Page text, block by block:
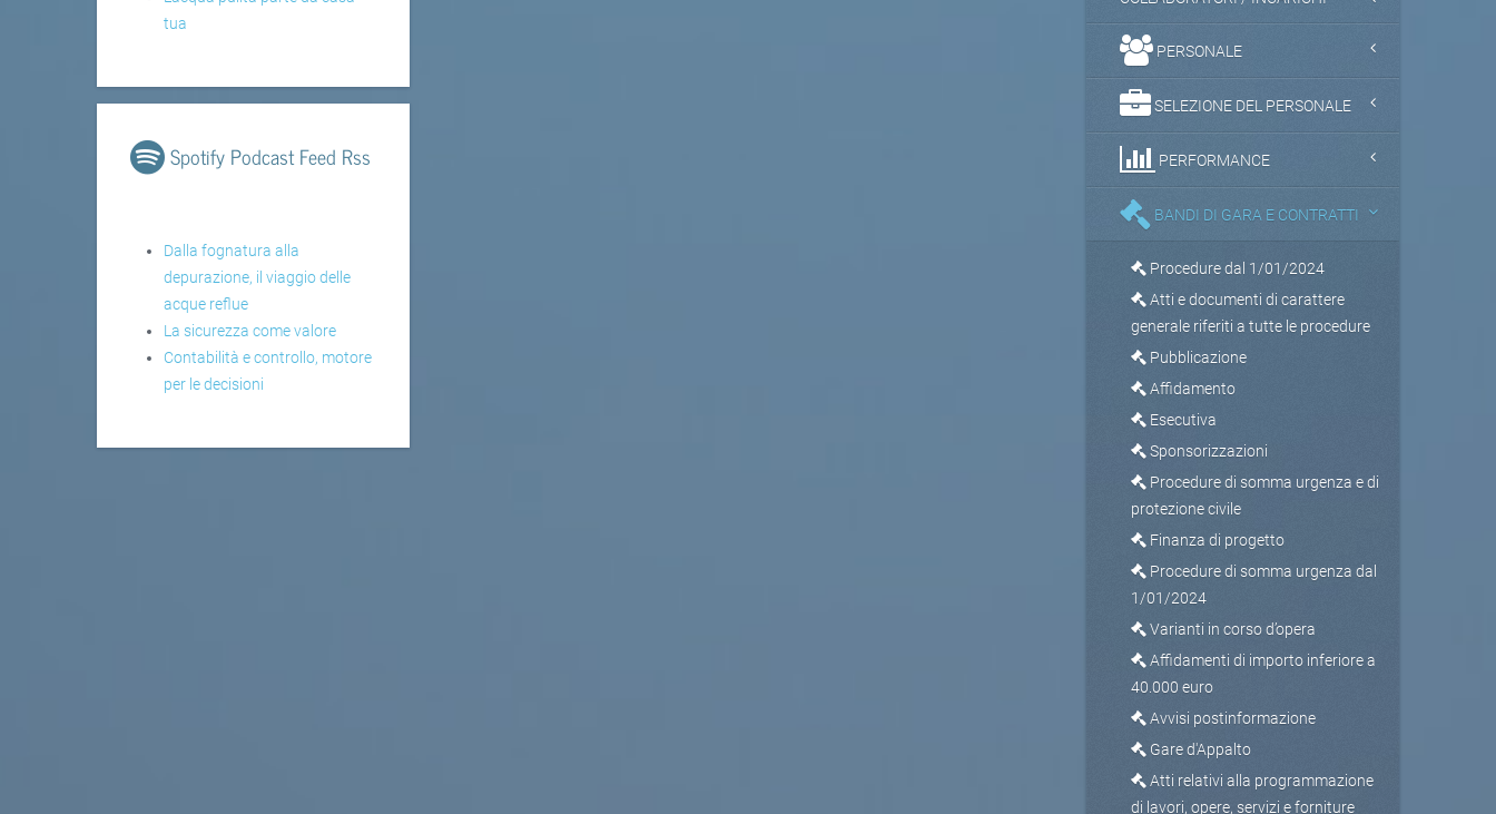
tua
Spotify Podcast Feed Rss
Dalla fognatura alla
depurazione, il viaggio delle
acque reflue
La sicurezza come valore
Contabilità e controllo, motore
per le decisioni
PERSONALE
SELEZIONE DEL PERSONALE
PERFORMANCE
BANDI DI GARA E CONTRATTI
Procedure dal 1/01/2024
Atti e documenti di carattere
generale riferiti a tutte le procedure
Pubblicazione
Affidamento
Esecutiva
Sponsorizzazioni
Procedure di somma urgenza e di
protezione civile
Finanza di progetto
Procedure di somma urgenza dal
1/01/2024
Varianti in corso d’opera
Affidamenti di importo inferiore a
40.000 euro
Avvisi postinformazione
Gare d'Appalto
Atti relativi alla programmazione
di lavori, opere, servizi e forniture